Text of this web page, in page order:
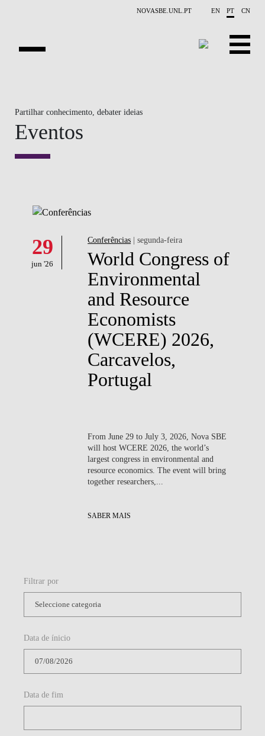
NOVASBE.UNL.PT EN PT CN
CONTACTOS
EVENTOS
PUBLICAÇÕES
Partilhar conhecimento, debater ideias
Eventos
29
jun '26
Conferências | segunda-feira
World Congress of
Environmental
and Resource
Economists
(WCERE) 2026,
Carcavelos,
Portugal
FromJune 29 to July 3, 2026 , Nova SBE
will hostWCERE 2026 , the world’s
largest congress in environmental and
resource economics. The event will bring
together researchers,...
SABER MAIS
Filtrar por
Data de ínicio
Data de fim